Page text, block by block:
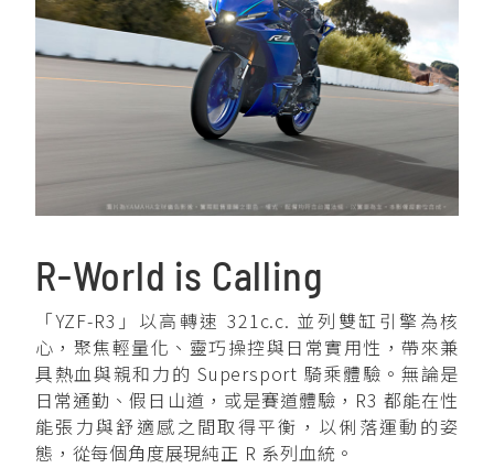
YZF-R7
YZF-R15
150
550+
MT-
07
Y-
AMT
MT-
07
550+
MT-
03
251~549
MT-
15
150
XSR
155
150
FZ-X
XMAX
AUGUR
150
CYGNUS
X
125
150
RS NEO
125
Vinoora
125
PW50
50
JOG
125
R-World is Calling
「YZF-R3」以高轉速 321c.c. 並列雙缸引擎為核
心，聚焦輕量化、靈巧操控與日常實用性，帶來兼
具熱血與親和力的 Supersport 騎乘體驗。無論是
日常通勤、假日山道，或是賽道體驗，R3 都能在性
能張力與舒適感之間取得平衡，以俐落運動的姿
態，從每個角度展現純正 R 系列血統。